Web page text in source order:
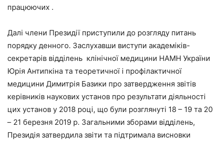
працюючих .
Далі члени Президії приступили до розгляду питань
порядку денного. Заслухавши виступи академіків-
секретарів відділень клінічної медицини НАМН України
Юрія Антипкіна та теоретичної і профілактичної
медицини Димитрія Базики про затвердження звітів
керівників наукових установ про результати діяльності
цих установ у 2018 році, що були розглянуті 18 – 19 та 20
– 21 березня 2019 р. Загальними зборами відділень,
Президія затвердила звіти та підтримала висновки